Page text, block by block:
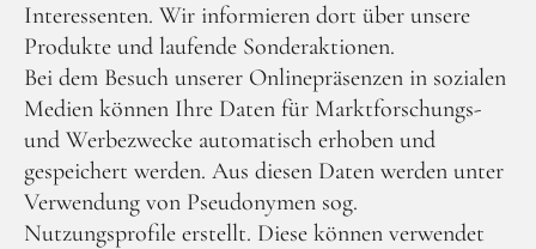
Interessenten. Wir informieren dort über unsere
Produkte und laufende Sonderaktionen.
Bei dem Besuch unserer Onlinepräsenzen in sozialen
Medien können Ihre Daten für Marktforschungs-
und Werbezwecke automatisch erhoben und
gespeichert werden. Aus diesen Daten werden unter
Verwendung von Pseudonymen sog.
Nutzungsprofile erstellt. Diese können verwendet